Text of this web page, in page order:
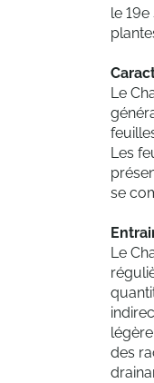
le
Le
Les
se
Le
des